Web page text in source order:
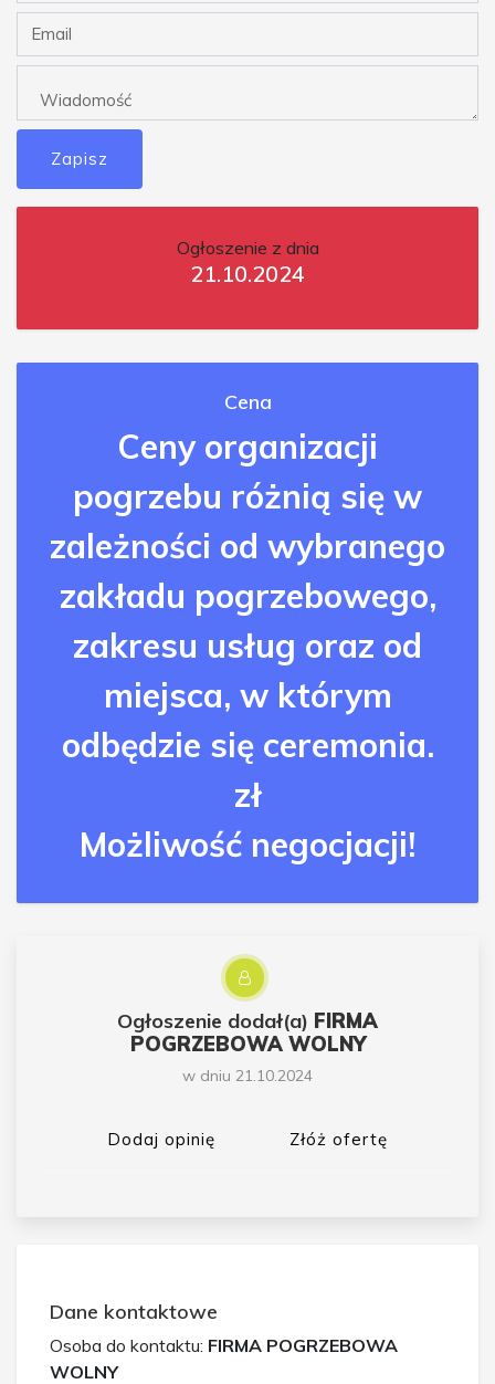
Zapisz
Ogłoszenie z dnia
21.10.2024
Cena
Ceny organizacji
pogrzebu różnią się w
zależności od wybranego
zakładu pogrzebowego,
zakresu usług oraz od
miejsca, w którym
odbędzie się ceremonia.
zł
Możliwość negocjacji!
Ogłoszenie dodał(a) FIRMA
POGRZEBOWA WOLNY
w dniu 21.10.2024
Dodaj opinię Złóż ofertę
Dane kontaktowe
Osoba do kontaktu: FIRMA POGRZEBOWA
WOLNY